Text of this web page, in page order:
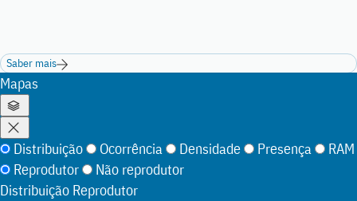
Saber mais
Mapas
Mostrar
opções
do
mapa
Fechar
opções
do
mapa
Distribuição Ocorrência Densidade Presença
RAM
Reprodutor
Não reprodutor
Distribuição |Reprodutor